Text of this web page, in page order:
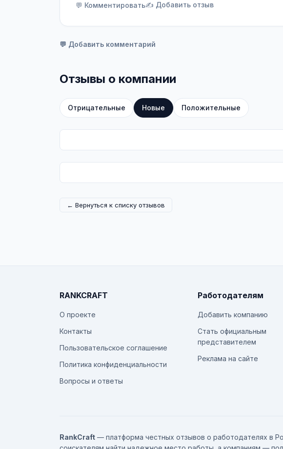
💬 Комментировать✍️ Добавить отзыв
💬 Добавить комментарий
Отзывы о компании
Отрицательные Новые Положительные
← Вернуться к списку отзывов
RANKCRAFT
О проекте
Контакты
Пользовательское соглашение
Политика конфиденциальности
Вопросы и ответы
Работодателям
Добавить компанию
Стать официальным
представителем
Реклама на сайте
RankCraft — платформа честных отзывов о работодателях в